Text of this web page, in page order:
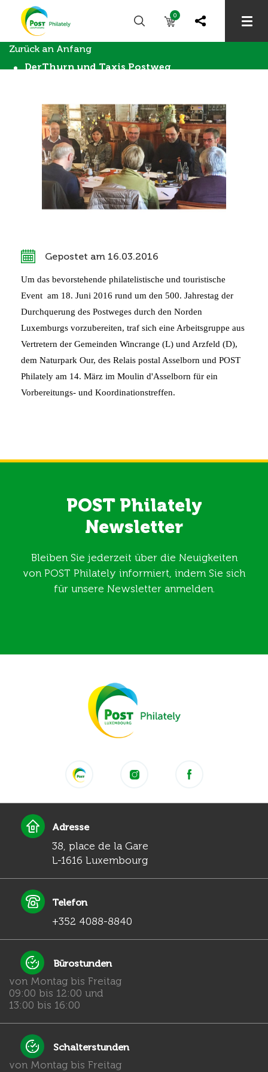
0
Zurück an Anfang
DerThurn und Taxis Postweg
Gepostet am 16.03.2016
Um das bevorstehende philatelistische und touristische
Event am 18. Juni 2016 rund um den 500. Jahrestag der
Durchquerung des Postweges durch den Norden
Luxemburgs vorzubereiten, traf sich eine Arbeitsgruppe aus
Vertretern der Gemeinden Wincrange (L) und Arzfeld (D),
dem Naturpark Our, des Relais postal Asselborn und POST
Philately am 14. März im Moulin d'Asselborn für ein
Vorbereitungs- und Koordinationstreffen.
POST Philately
Newsletter
Bleiben Sie jederzeit über die Neuigkeiten
von POST Philately informiert, indem Sie sich
für unsere Newsletter anmelden.
Adresse
38, place de la Gare
L-1616 Luxembourg
Telefon
+352 4088-8840
Bürostunden
von Montag bis Freitag
09:00 bis 12:00 und
13:00 bis 16:00
Schalterstunden
von Montag bis Freitag